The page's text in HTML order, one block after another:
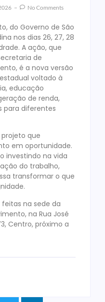
No Comments
do Governo de São
nos dias 26, 27, 28
A ação, que
de
é a nova versão
voltado à
educação
de renda,
para diferentes
que
em oportunidade.
investindo na vida
do trabalho,
transformar o que
na sede da
na Rua José
Centro, próximo a